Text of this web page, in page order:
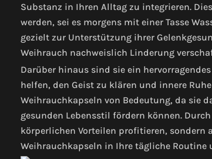
Substanz in Ihren Alltag zu integrieren.
werden, sei es morgens mit einer Tasse
gezielt zur Unterstützung ihrer
Weihrauch nachweislich Linderung
Darüber hinaus sind sie ein
helfen, den Geist zu klären und innere
Weihrauchkapseln von Bedeutung, da sie
gesunden Lebensstil fördern können.
körperlichen Vorteilen profitieren, sondern
Weihrauchkapseln in Ihre tägliche